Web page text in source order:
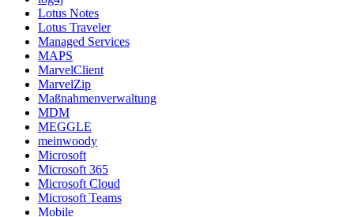
Lotus Notes
Lotus Traveler
Managed Services
MAPS
MarvelClient
MarvelZip
Maßnahmenverwaltung
MDM
MEGGLE
meinwoody
Microsoft
Microsoft 365
Microsoft Cloud
Microsoft Teams
Mobile